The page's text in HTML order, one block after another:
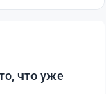
что уже